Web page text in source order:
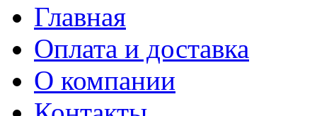
Главная
Оплата и доставка
О компании